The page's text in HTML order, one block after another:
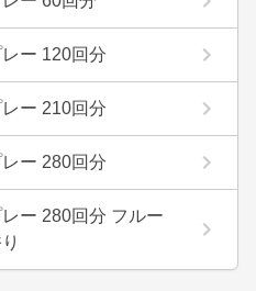
ー 120回分
ー 210回分
ー 280回分
ー 280回分 フルー